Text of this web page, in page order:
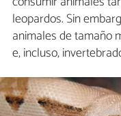
leopardos. Sin
animales de tamaño
e, incluso,